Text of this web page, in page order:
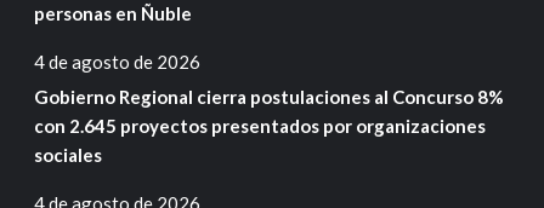
personas en Ñuble
4 de agosto de 2026
Gobierno Regional cierra postulaciones al Concurso 8%
con 2.645 proyectos presentados por organizaciones
sociales
4 de agosto de 2026